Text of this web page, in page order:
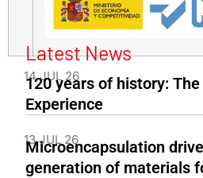
Latest News
14 JUL 26
120 years of history:
Experience
13 JUL 26
Microencapsulation
generation of materials